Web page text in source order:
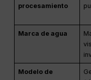
procesamiento
Marca de agua
Modelo de